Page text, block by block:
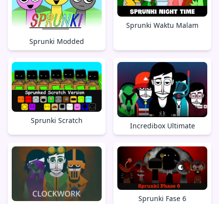
Sprunki Modded
Sprunki Waktu Malam
Sprunki Scratch
Incredibox Ultimate
Sprunki Fase 6